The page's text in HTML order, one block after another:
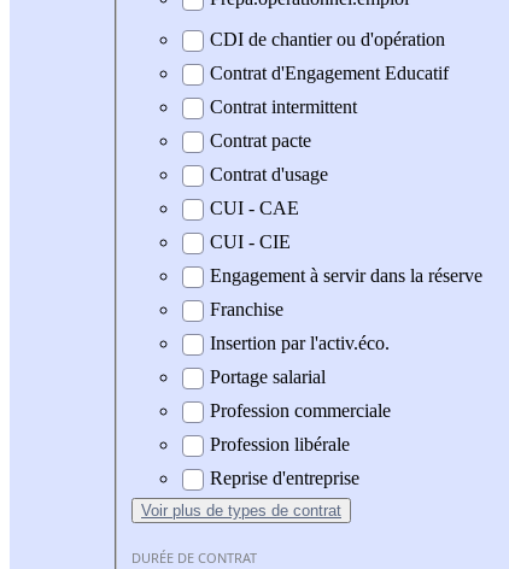
CDI de chantier ou d'opération
Contrat d'Engagement Educatif
Contrat intermittent
Contrat pacte
Contrat d'usage
CUI - CAE
CUI - CIE
Engagement à servir dans la réserve
Franchise
Insertion par l'activ.éco.
Portage salarial
Profession commerciale
Profession libérale
Reprise d'entreprise
Voir plus de types de contrat
DURÉE DE CONTRAT